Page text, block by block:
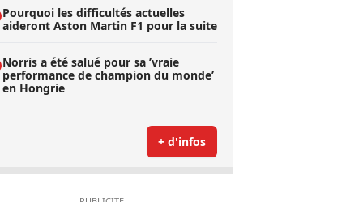
Pourquoi les difficultés actuelles
aideront Aston Martin F1 pour la suite
Norris a été salué pour sa ’vraie
performance de champion du monde’
en Hongrie
+ d'infos